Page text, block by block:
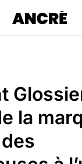
la